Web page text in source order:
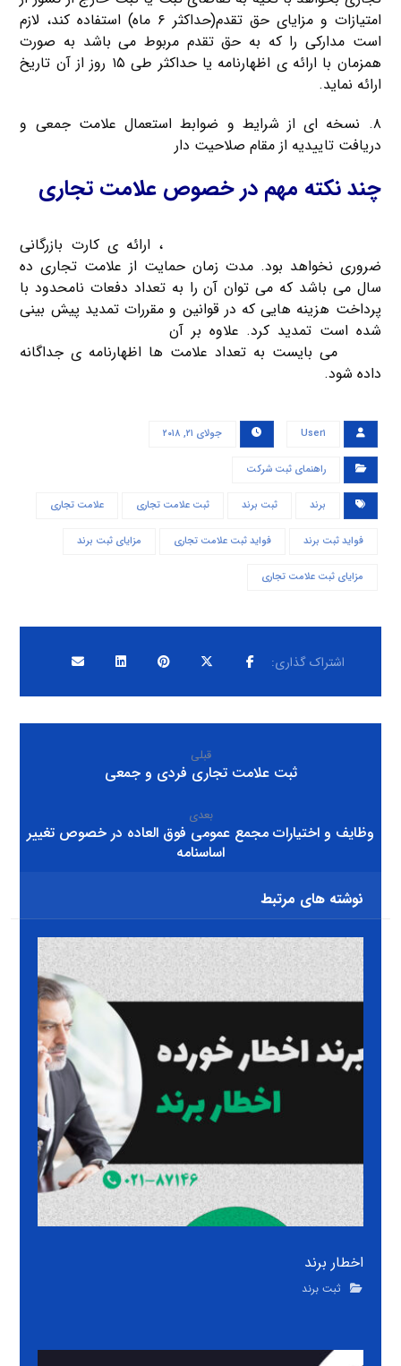
امتیازات و مزایای حق تقدم(حداکثر ۶ ماه) استفاده کند، لازم
است مدارکی را که به حق تقدم مربوط می باشد به صورت
همزمان با ارائه ی اظهارنامه یا حداکثر طی ۱۵ روز از آن تاریخ
ارائه نماید.
۸. نسخه ای از شرایط و ضوابط استعمال علامت جمعی و
دریافت تاییدیه از مقام صلاحیت دار
چند نکته مهم در خصوص علامت تجاری
، ارائه ی کارت بازرگانی
ضروری نخواهد بود. مدت زمان حمایت از علامت تجاری ده
سال می باشد که می توان آن را به تعداد دفعات نامحدود با
پرداخت هزینه هایی که در قوانین و مقررات تمدید پیش بینی
شده است تمدید کرد. علاوه بر آن
می بایست به تعداد علامت ها اظهارنامه ی جداگانه
داده شود.
User۱ جولای ۲۱, ۲۰۱۸
راهنمای ثبت شرکت
برند ثبت برند ثبت علامت تجاری علامت تجاری
فواید ثبت برند فواید ثبت علامت تجاری مزایای ثبت برند
مزایای ثبت علامت تجاری
قبلی
ثبت علامت تجاری فردی و جمعی
بعدی
وظایف و اختیارات مجمع عمومی فوق العاده در خصوص تغییر
اساسنامه
نوشته های مرتبط
اخطار برند
ثبت برند